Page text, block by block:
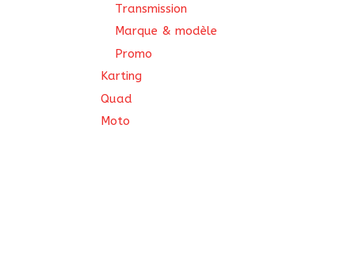
Transmission
Marque & modèle
Promo
Karting
Quad
Moto